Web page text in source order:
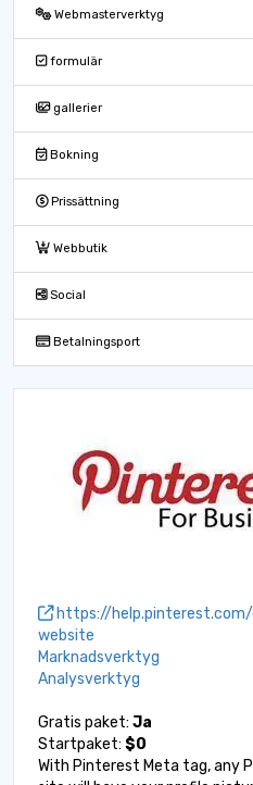
Webmasterverktyg
formulär
gallerier
Bokning
Prissättning
Webbutik
Social
Betalningsport
https://
website
Marknadsverktyg
Analysverktyg
Gratis paket: Ja
Startpaket: $0
With Pinterest Meta tag, any